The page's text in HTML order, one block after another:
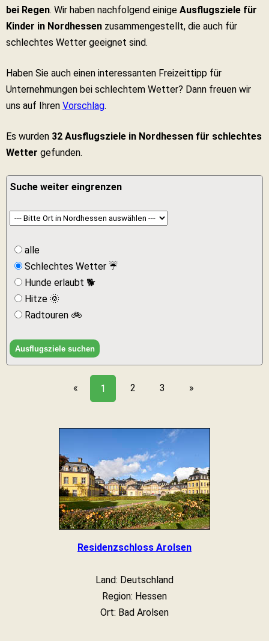
bei Regen. Wir haben nachfolgend einige Ausflugsziele für
Kinder in Nordhessen zusammengestellt, die auch für
schlechtes Wetter geeignet sind.
Haben Sie auch einen interessanten Freizeittipp für
Unternehmungen bei schlechtem Wetter? Dann freuen wir
uns auf Ihren Vorschlag.
Es wurden 32 Ausflugsziele in Nordhessen für schlechtes
Wetter gefunden.
Suche weiter eingrenzen
alle
Schlechtes Wetter ☔
Hunde erlaubt 🐕
Hitze 🌞
Radtouren 🚲
« 1 2 3 »
Residenzschloss Arolsen
Land: Deutschland
Region: Hessen
Ort: Bad Arolsen